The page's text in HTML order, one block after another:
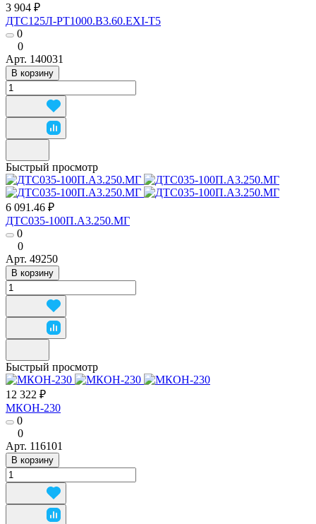
3 904 ₽
ДТС125Л-РТ1000.В3.60.ЕХI-Т5
0
0
Арт. 140031
В корзину
Быстрый просмотр
6 091.46 ₽
ДТС035-100П.А3.250.МГ
0
0
Арт. 49250
В корзину
Быстрый просмотр
12 322 ₽
МКОН-230
0
0
Арт. 116101
В корзину